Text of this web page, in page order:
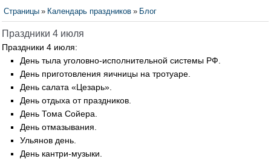
Страницы » Календарь праздников » Блог
Праздники 4 июля
Праздники 4 июля:
День тыла уголовно-исполнительной системы РФ.
День приготовления яичницы на тротуаре.
День салата «Цезарь».
День отдыха от праздников.
День Тома Сойера.
День отмазывания.
Ульянов день.
День кантри-музыки.